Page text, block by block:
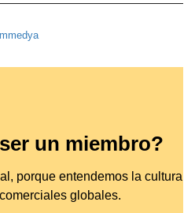
un miembro?
porque entendemos la cultura
globales.